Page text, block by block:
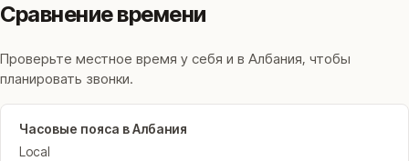
Сравнение времени
Проверьте местное время у себя и в Албания, чтобы
планировать звонки.
Часовые пояса в Албания
Local